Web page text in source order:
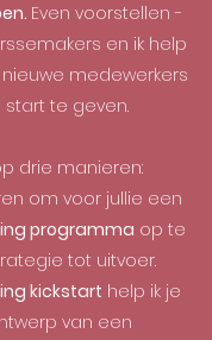
Even voorstellen -
en ik help
medewerkers
start te geven.
drie manieren:
om voor jullie een
programma op te
tot uitvoer.
kickstart help ik je
van een